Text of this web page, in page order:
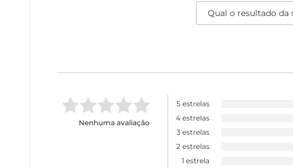
Nenhuma avaliação
5 estrelas
4 estrelas
3 estrelas
2 estrelas
1 estrela